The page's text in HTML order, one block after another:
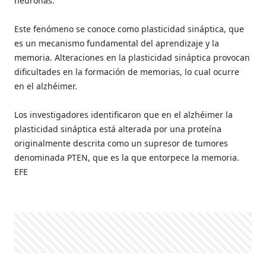
Este fenómeno se conoce como plasticidad sináptica, que
es un mecanismo fundamental del aprendizaje y la
memoria. Alteraciones en la plasticidad sináptica provocan
dificultades en la formación de memorias, lo cual ocurre
en el alzhéimer.
Los investigadores identificaron que en el alzhéimer la
plasticidad sináptica está alterada por una proteína
originalmente descrita como un supresor de tumores
denominada PTEN, que es la que entorpece la memoria.
EFE